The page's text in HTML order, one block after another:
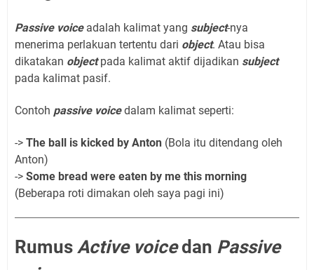
Passive voiceadalah kalimat yang subject-nya
menerima perlakuan tertentu dari object. Atau bisa
dikatakan objectpada kalimat aktif dijadikan subject
pada kalimat pasif.
Contoh passive voicedalam kalimat seperti:
-> The ball is kicked by Anton (Bola itu ditendang oleh
Anton)
-> Some bread were eaten by me this morning
(Beberapa roti dimakan oleh saya pagi ini)
Rumus Active voicedan Passive